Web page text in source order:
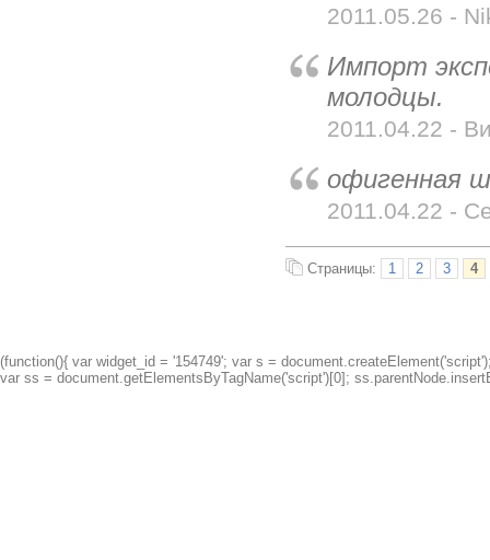
2011.05.26 -
Импорт
молодцы.
2011.04.22 -
офигенная
2011.04.22 -
Страницы: 1 2 3 4
(function(){ var widget_id = '154749'; var s =
var ss = document.getElementsByTagName('script')[0];